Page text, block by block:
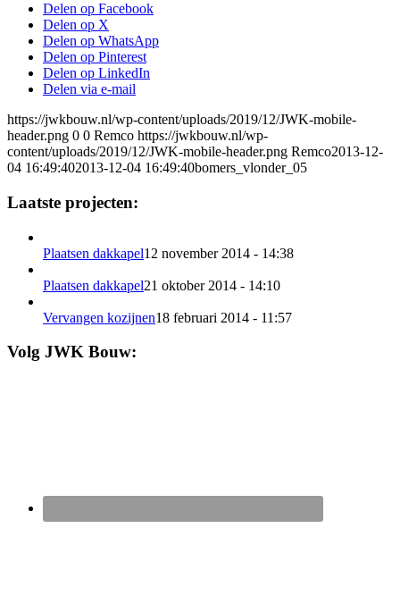
Delen op Facebook
Delen op X
Delen op WhatsApp
Delen op Pinterest
Delen op LinkedIn
Delen via e-mail
https://jwkbouw.nl/wp-content/uploads/2019/12/JWK-mobile-
header.png 0 0 Remco https://jwkbouw.nl/wp-
content/uploads/2019/12/JWK-mobile-header.png Remco2013-12-
04 16:49:402013-12-04 16:49:40bomers_vlonder_05
Laatste projecten:
Plaatsen dakkapel12 november 2014 - 14:38
Plaatsen dakkapel21 oktober 2014 - 14:10
Vervangen kozijnen18 februari 2014 - 11:57
Volg JWK Bouw: